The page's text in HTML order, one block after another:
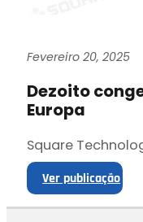
Fevereiro 20, 2025
Dezoito
Europa
Square
Ver publicação